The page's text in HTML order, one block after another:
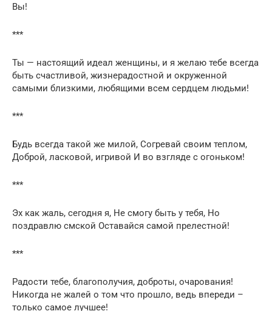
Вы!
***
Ты — настоящий идеал женщины, и я желаю тебе всегда
быть счастливой, жизнерадостной и окруженной
самыми близкими, любящими всем сердцем людьми!
***
Будь всегда такой же милой, Согревай своим теплом,
Доброй, ласковой, игривой И во взгляде с огоньком!
***
Эх как жаль, сегодня я, Не смогу быть у тебя, Но
поздравлю смской Оставайся самой прелестной!
***
Радости тебе, благополучия, доброты, очарования!
Никогда не жалей о том что прошло, ведь впереди –
только самое лучшее!